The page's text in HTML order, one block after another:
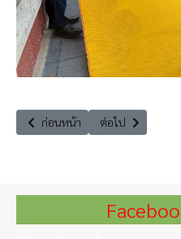
เนื้อหาก่อนหน้า: มูลนิธิอาสาเพื่อน
ก่อนหน้า เนื้อหาถัดไป: ร่ว
ต่อไป